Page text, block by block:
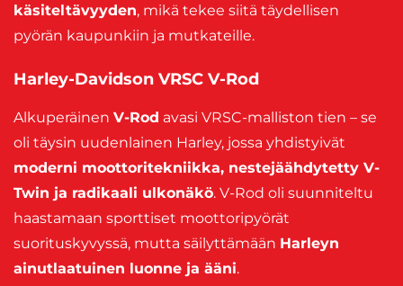
käsiteltävyyden, mikä tekee siitä täydellisen
pyörän kaupunkiin ja mutkateille.
Harley-Davidson VRSC V-Rod
Alkuperäinen V-Rod avasi VRSC-malliston tien – se
oli täysin uudenlainen Harley, jossa yhdistyivät
moderni moottoritekniikka, nestejäähdytetty V-
Twin ja radikaali ulkonäkö. V-Rod oli suunniteltu
haastamaan sporttiset moottoripyörät
suorituskyvyssä, mutta säilyttämään Harleyn
ainutlaatuinen luonne ja ääni.